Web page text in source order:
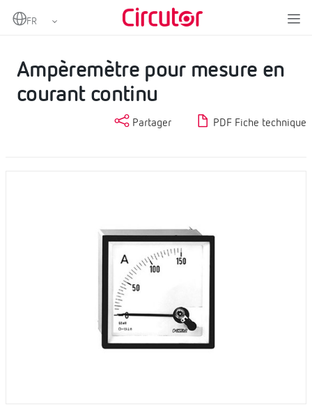
Home Instrumentation analogique
Ampèremètre pour mesure en
courant continu
Partager PDF Fiche technique